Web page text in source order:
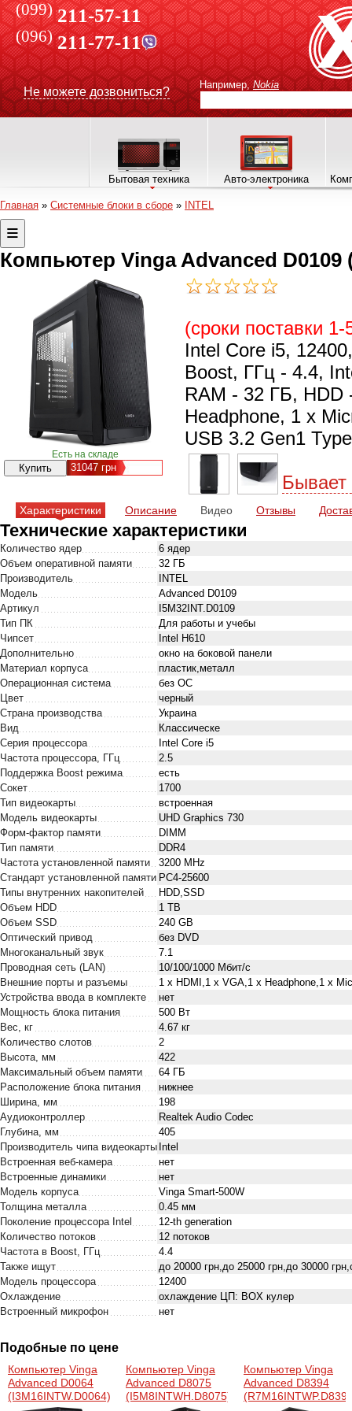
(099) 211-57-11
(096)211-77-11
Не можете дозвониться?
Например, Nokia
Бытовая техника Авто-электроника
Главная » Системные блоки в сборе » INTEL
Компьютер Vinga Advanced D0109
Есть на складе
31047грн
(сроки поставки
Intel Core i5,
Boost, ГГц - 4.4,
RAM - 32 ГБ, HDD
Нeadphone, 1 х
USB 3.2 Gen1
Характеристики Описание Видео Отзывы
Технические характеристики
Количество ядер
6 ядер
Объем оперативной памяти
32 ГБ
Производитель
INTEL
Модель
Advanced D0109
Артикул
I5M32INT.D0109
Тип ПК
Для работы и учебы
Чипсет
Intel H610
Дополнительно
окно на боковой панели
Материал корпуса
пластик,металл
Операционная система
без ОС
Цвет
черный
Страна производства
Украина
Вид
Классическе
Серия процессора
Intel Core i5
Частота процессора, ГГц
2.5
Поддержка Boost режима
есть
Сокет
1700
Тип видеокарты
встроенная
Модель видеокарты
UHD Graphics 730
Форм-фактор памяти
DIMM
Тип памяти
DDR4
Частота установленной памяти
3200 MHz
Стандарт установленной памяти PC4-25600
Типы внутренних накопителей
HDD,SSD
Объем HDD
1 TB
Объем SSD
240 GB
Оптический привод
без DVD
Многоканальный звук
7.1
Проводная сеть (LAN)
10/100/1000 Мбит/с
Внешние порты и разъемы
1 x HDMI,1 x VGA,1 x Нeadphone,1 х
Устройства ввода в комплекте
нет
Мощность блока питания
500 Вт
Вес, кг
4.67 кг
Количество слотов
2
Высота, мм
422
Максимальный объем памяти
64 ГБ
Расположение блока питания
нижнее
Ширина, мм
198
Аудиоконтроллер
Realtek Audio Codec
Глубина, мм
405
Производитель чипа видеокарты Intel
Встроенная веб-камера
нет
Встроенные динамики
нет
Модель корпуса
Vinga Smart-500W
Толщина металла
0.45 мм
Поколение процессора Intel
12-th generation
Количество потоков
12 потоков
Частота в Boost, ГГц
4.4
Также ищут
до 20000 грн,до 25000 грн,до 30000
Модель процессора
12400
Охлаждение
охлаждение ЦП: BOX кулер
Встроенный микрофон
нет
Подобные по цене
Компьютер Vinga
Advanced D0064
(I3M16INTW.D0064)
Компьютер Vinga
Advanced D8075
(I5M8INTWH.D8075)
Компьютер Vinga
Advanced D8394